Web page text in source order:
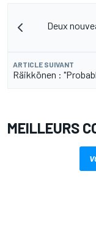
Deux
ARTICLE SUIVANT
Räikkönen :
MEILLEURS